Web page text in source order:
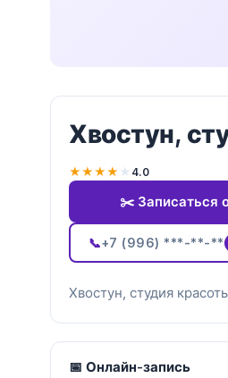
Хвостун,
★★★★ ★ 4.0
✂️ Записаться
📞+7 (996) ***-**-**
Хвостун, студия
📅 Онлайн-запись